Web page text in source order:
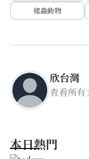
爬蟲動物
欣台灣
查看所有
本日熱門